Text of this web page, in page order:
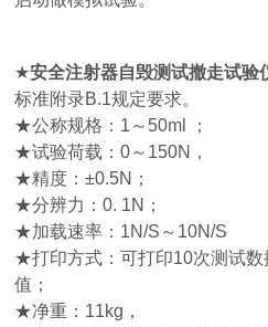
★安全注射器自毁测试撤走试验
标准附录B.1规定要求。
★公称规格：1～50ml ；
★试验荷载：0～150N，
★精度：±0.5N；
★分辨力：0. 1N；
★加载速率：1N/S～10N/S
★打印方式：可打印10次测试
值；
★净重：11kg，